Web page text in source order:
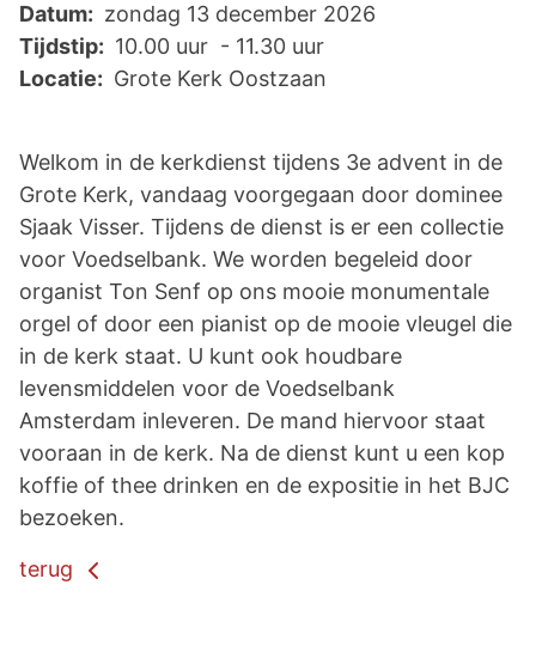
Datum: zondag 13 december 2026
Tijdstip: 10.00 uur - 11.30 uur
Locatie: Grote Kerk Oostzaan
Welkom in de kerkdienst tijdens 3e advent in de
Grote Kerk, vandaag voorgegaan door dominee
Sjaak Visser. Tijdens de dienst is er een collectie
voor Voedselbank. We worden begeleid door
organist Ton Senf op ons mooie monumentale
orgel of door een pianist op de mooie vleugel die
in de kerk staat. U kunt ook houdbare
levensmiddelen voor de Voedselbank
Amsterdam inleveren. De mand hiervoor staat
vooraan in de kerk. Na de dienst kunt u een kop
koffie of thee drinken en de expositie in het BJC
bezoeken.
terug